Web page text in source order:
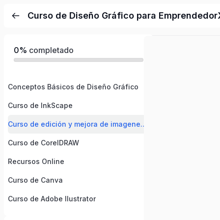
Curso de Diseño Gráfico para
0% completado
Conceptos Básicos de Diseño Gráfico
Curso de InkScape
Curso de edición y mejora de imagenes digitales
Curso de CorelDRAW
Recursos Online
Curso de Canva
Curso de Adobe Ilustrator